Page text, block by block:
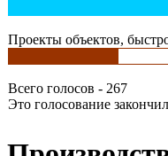
Проекты объектов,
Всего голосов - 267
Это голосование